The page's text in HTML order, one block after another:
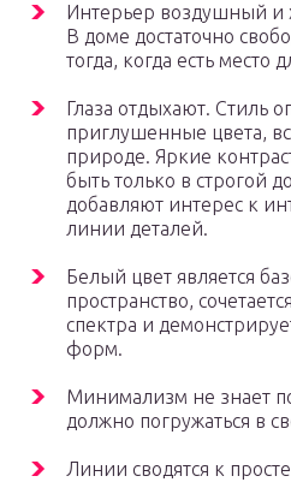
Интерьер воздушный и
В доме достаточно
тогда, когда есть место
Глаза отдыхают. Стиль
приглушенные цвета,
природе. Яркие
быть только в строгой
добавляют интерес к
линии деталей.
Белый цвет является
пространство,
спектра и
форм.
Минимализм не знает
должно погружаться в
Линии сводятся к